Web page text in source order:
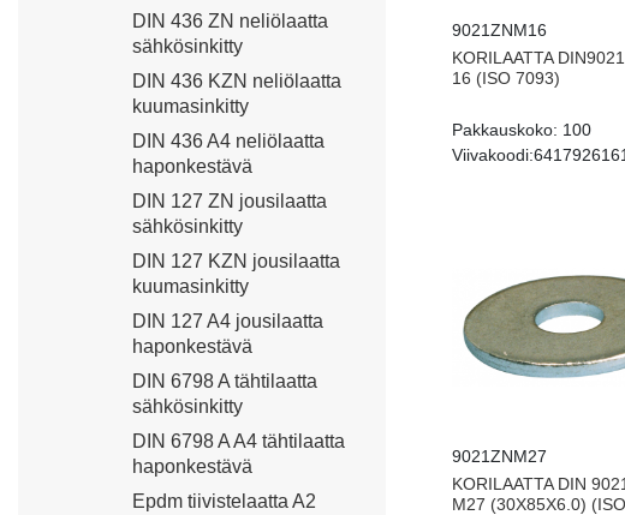
DIN 436 ZN neliölaatta
sähkösinkitty
DIN 436 KZN neliölaatta
kuumasinkitty
DIN 436 A4 neliölaatta
haponkestävä
DIN 127 ZN jousilaatta
sähkösinkitty
DIN 127 KZN jousilaatta
kuumasinkitty
DIN 127 A4 jousilaatta
haponkestävä
DIN 6798 A tähtilaatta
sähkösinkitty
DIN 6798 A A4 tähtilaatta
haponkestävä
Epdm tiivistelaatta A2
9021ZNM16
KORILAATTA
16 (ISO 7093)
Pakkauskoko: 100
Viivakoodi:
9021ZNM27
KORILAATTA DIN
M27 (30X85X6.0)